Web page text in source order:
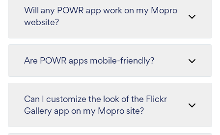
Will any POWR app work on my Mopro
website?
Are POWR apps mobile-friendly?
Can I customize the look of the Flickr
Gallery app on my Mopro site?